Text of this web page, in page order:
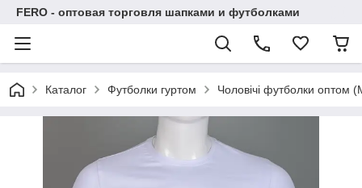
FERO - оптовая торговля шапками и футболками
Каталог Футболки гуртом Чоловічі футболки оптом